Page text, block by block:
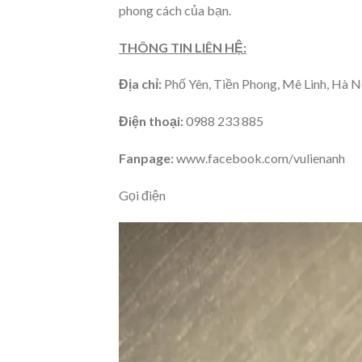
phong cách của bạn.
THÔNG TIN LIÊN HỆ:
Địa chỉ: Phố Yên, Tiền Phong, Mê Linh, Hà
Điện thoại:0988 233 885
Fanpage:www.facebook.com/vulienanh
Gọi điện